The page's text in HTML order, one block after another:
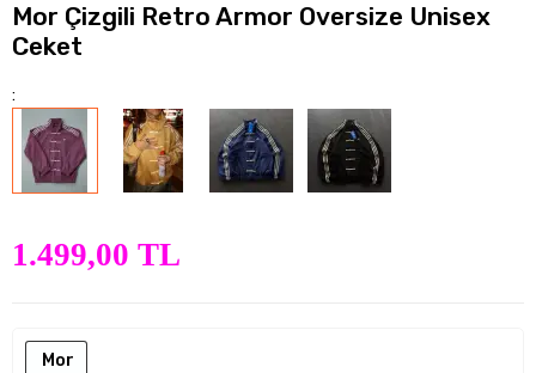
Mor Çizgili Retro Armor Oversize Unisex
Ceket
:
1.499,00 TL
Mor